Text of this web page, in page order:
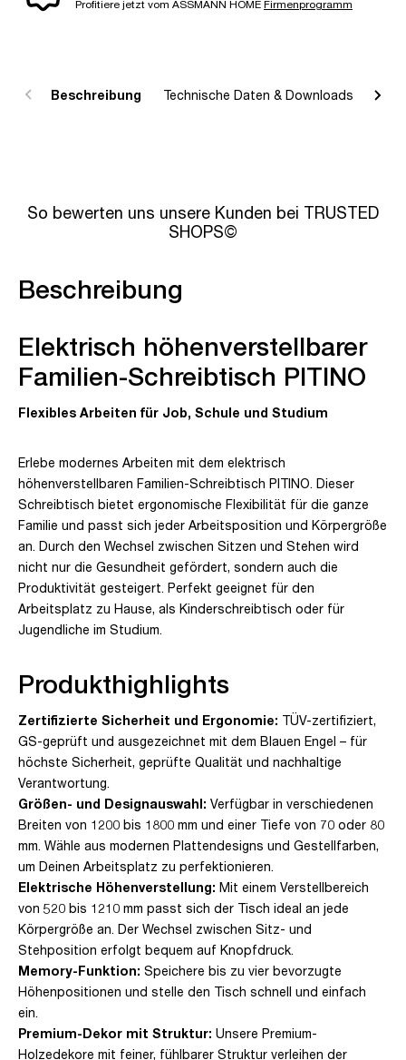
Profitiere jetzt vom ASSMANN HOME Firmenprogramm
Beschreibung Technische Daten & Downloads
So bewerten uns unsere Kunden bei TRUSTED
SHOPS©
Beschreibung
Elektrisch höhenverstellbarer
Familien-Schreibtisch PITINO
Flexibles Arbeiten für Job, Schule und Studium
Erlebe modernes Arbeiten mit dem elektrisch
höhenverstellbaren Familien-Schreibtisch PITINO. Dieser
Schreibtisch bietet ergonomische Flexibilität für die ganze
Familie und passt sich jeder Arbeitsposition und Körpergröße
an. Durch den Wechsel zwischen Sitzen und Stehen wird
nicht nur die Gesundheit gefördert, sondern auch die
Produktivität gesteigert. Perfekt geeignet für den
Arbeitsplatz zu Hause, als Kinderschreibtisch oder für
Jugendliche im Studium.
Produkthighlights
Zertifizierte Sicherheit und Ergonomie: TÜV-zertifiziert,
GS-geprüft und ausgezeichnet mit dem Blauen Engel – für
höchste Sicherheit, geprüfte Qualität und nachhaltige
Verantwortung.
Größen- und Designauswahl: Verfügbar in verschiedenen
Breiten von 1200 bis 1800 mm und einer Tiefe von 70 oder 80
mm. Wähle aus modernen Plattendesigns und Gestellfarben,
um Deinen Arbeitsplatz zu perfektionieren.
Elektrische Höhenverstellung: Mit einem Verstellbereich
von 520 bis 1210 mm passt sich der Tisch ideal an jede
Körpergröße an. Der Wechsel zwischen Sitz- und
Stehposition erfolgt bequem auf Knopfdruck.
Memory-Funktion: Speichere bis zu vier bevorzugte
Höhenpositionen und stelle den Tisch schnell und einfach
ein.
Premium-Dekor mit Struktur: Unsere Premium-
Holzedekore mit feiner, fühlbarer Struktur verleihen der